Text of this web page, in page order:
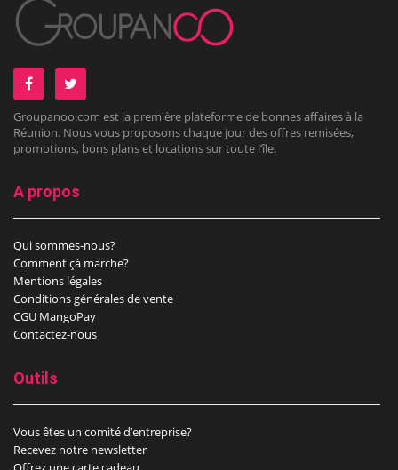
Groupanoo.com est la première plateforme de bonnes affaires à la
Réunion. Nous vous proposons chaque jour des offres remisées,
promotions, bons plans et locations sur toute l’île.
A propos
Qui sommes-nous?
Comment çà marche?
Mentions légales
Conditions générales de vente
CGU MangoPay
Contactez-nous
Outils
Vous êtes un comité d’entreprise?
Recevez notre newsletter